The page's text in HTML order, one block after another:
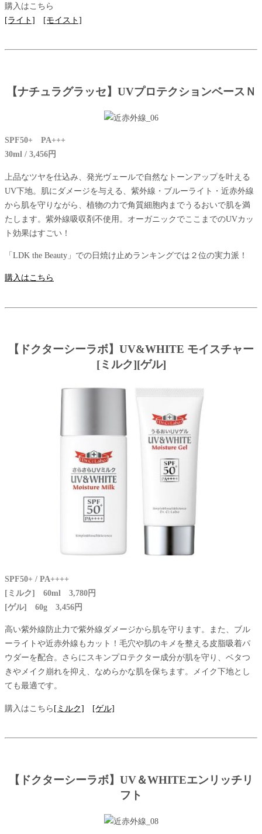
購入はこちら
[ライト]
[モイスト]
【ナチュラグラッセ】UVプロテクションベースＮ
SPF50+ PA+++
30ml / 3,456円
上品なツヤを仕込み、発光ヴェールで自然なトーンアップを叶える
UV下地。肌にダメージを与える、紫外線・ブルーライト・近赤外線
から肌を守りながら、植物の力で角質細胞内までうるおいで肌を満
たします。紫外線吸収剤不使用。オーガニックでここまでのUVカッ
ト効果はすごい！
「LDK the Beauty」での日焼け止めランキングでは２位の実力派！
購入はこちら
【ドクターシーラボ】UV&WHITE モイスチャー
[ミルク][ゲル]
SPF50+ / PA++++
[ミルク] 60ml 3,780円
[ゲル] 60g 3,456円
高い紫外線防止力で紫外線ダメージから肌を守ります。また、ブル
ーライトや近赤外線もカット！毛穴や肌のキメを整える皮脂吸着パ
ウダーを配合。さらにスキンプロテクター成分が肌を守り、ベタつ
きやメイク崩れを抑え、なめらかな肌を保ちます。メイク下地とし
ても最適です。
購入はこちら[ミルク] [ゲル]
【ドクターシーラボ】UV＆WHITEエンリッチリ
フト